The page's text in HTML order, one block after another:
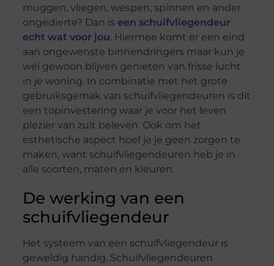
muggen, vliegen, wespen, spinnen en ander
ongedierte? Dan is een schuifvliegendeur
echt wat voor jou. Hiermee komt er een eind
aan ongewenste binnendringers maar kun je
wél gewoon blijven genieten van frisse lucht
in je woning. In combinatie met het grote
gebruiksgemak van schuifvliegendeuren is dit
een topinvestering waar je voor het leven
plezier van zult beleven. Ook om het
esthetische aspect hoef je je geen zorgen te
maken, want schuifvliegendeuren heb je in
alle soorten, maten en kleuren.
De werking van een
schuifvliegendeur
Het systeem van een schuifvliegendeur is
geweldig handig. Schuifvliegendeuren